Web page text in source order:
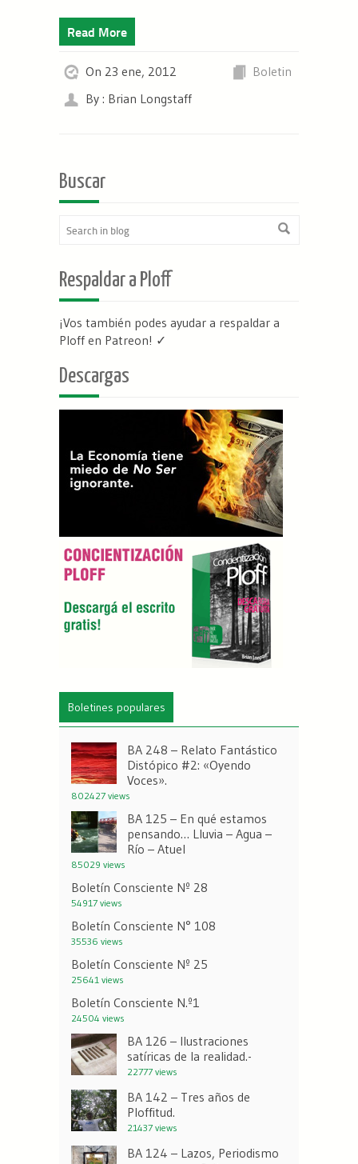
Read More
On 23 ene, 2012
Boletin
By : Brian Longstaff
Buscar
Respaldar a Ploff
¡Vos también podes ayudar a respaldar a
Ploff en Patreon! ✓
Descargas
Boletines populares
BA 248 – Relato Fantástico
Distópico #2: «Oyendo
Voces».
802427 views
BA 125 – En qué estamos
pensando… Lluvia – Agua –
Río – Atuel
85029 views
Boletín Consciente Nº 28
54917 views
Boletín Consciente N° 108
35536 views
Boletín Consciente Nº 25
25641 views
Boletín Consciente N.º1
24504 views
BA 126 – Ilustraciones
satíricas de la realidad.-
22777 views
BA 142 – Tres años de
Ploffitud.
21437 views
BA 124 – Lazos, Periodismo